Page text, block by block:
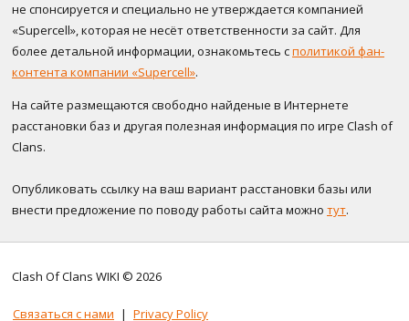
не спонсируется и специально не утверждается компанией
«Supercell», которая не несёт ответственности за сайт. Для
более детальной информации, ознакомьтесь сполитикой фан-
контента компании «Supercell».
На сайте размещаются свободно найденые в Интернете
расстановки баз и другая полезная информация по игре Clash of
Clans.
Опубликовать ссылку на ваш вариант расстановки базы или
внести предложение по поводу работы сайта можно тут.
Clash Of Clans WIKI © 2026
Связаться с нами | Privacy Policy